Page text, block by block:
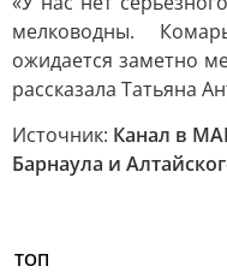
мелководны.
ожидается заметно
рассказала Татьяна
Источник: Канал в
Барнаула и
ТОП